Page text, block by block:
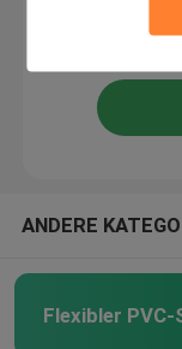
ANDERE
Flexibler PVC-